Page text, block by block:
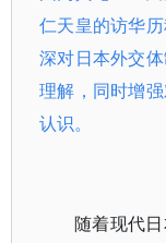
仁天皇的访华
深对日本外交
理解，同时增
认识。
随着现代